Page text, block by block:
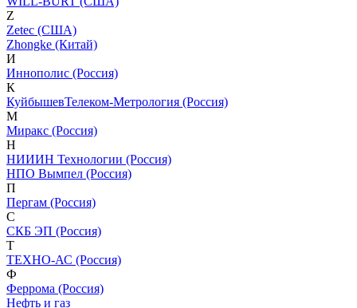
Z
Zetec (США)
Zhongke (Китай)
И
Иннополис (Россия)
К
КуйбышевТелеком-Метрология (Россия)
М
Миракс (Россия)
Н
НИИИН Технологии (Россия)
НПО Вымпел (Россия)
П
Пергам (Россия)
С
СКБ ЭП (Россия)
Т
ТЕХНО-АС (Россия)
Ф
Феррома (Россия)
Нефть и газ